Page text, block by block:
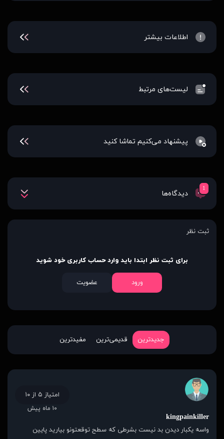
اطلاعات بیشتر
لیست‌های مرتبط
پیشنهاد می‌کنیم تماشا کنید
1
دیدگاه‌ها
ثبت نظر
برای ثبت نظر ابتدا باید وارد حساب کاربری خود شوید
ورود عضویت
جدیدترین قدیمی‌ترین مفیدترین
kingpainkiller
واسه یکبار دیدن بد نیست بشرطی که سطح توقعتونو بیارید پایین
امتیاز ۵ از ۱۰
۱۰ ماه پیش